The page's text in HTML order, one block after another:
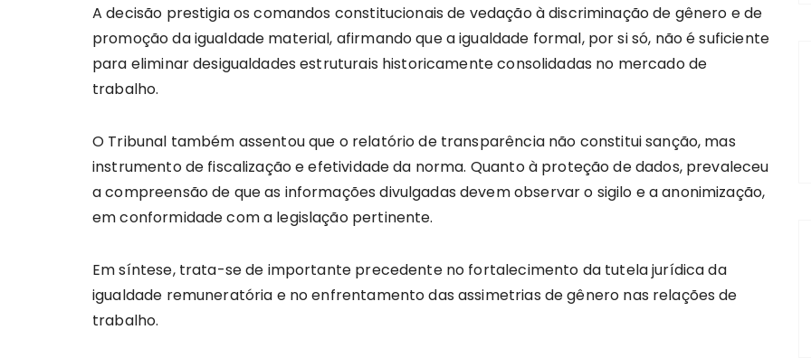
A decisão prestigia os comandos constitucionais de vedação à discriminação de gênero e de
promoção da igualdade material, afirmando que a igualdade formal, por si só, não é suficiente
para eliminar desigualdades estruturais historicamente consolidadas no mercado de
trabalho.
O Tribunal também assentou que o relatório de transparência não constitui sanção, mas
instrumento de fiscalização e efetividade da norma. Quanto à proteção de dados, prevaleceu
a compreensão de que as informações divulgadas devem observar o sigilo e a anonimização,
em conformidade com a legislação pertinente.
Em síntese, trata-se de importante precedente no fortalecimento da tutela jurídica da
igualdade remuneratória e no enfrentamento das assimetrias de gênero nas relações de
trabalho.